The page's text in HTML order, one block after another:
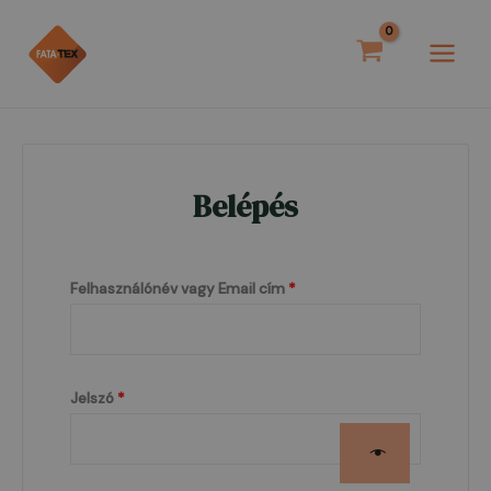
content
Belépés
Felhasználónév vagy Email cím *
Jelszó *